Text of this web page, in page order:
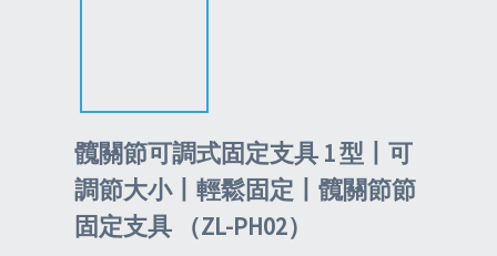
髖關節可調式固定支具 1 型丨可
調節大小丨輕鬆固定丨髖關節節
固定支具 （ZL-PH02）